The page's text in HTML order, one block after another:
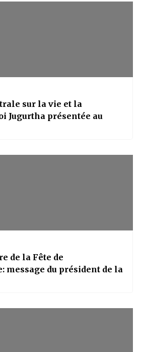
sur la vie et la
Jugurtha présentée au
de la Fête de
message du président de la